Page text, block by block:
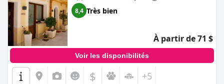
8,4 Très bien
À partir de 71 $
Voir les disponibilités
$ +5